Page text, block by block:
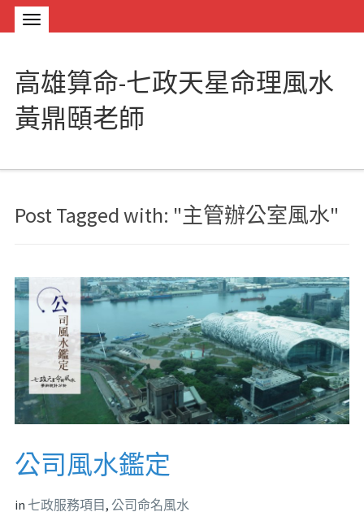
高雄算命-七政天星命理風水
黃鼎頤老師
Post Tagged with: "主管辦公室風水"
公司風水鑑定
in 七政服務項目, 公司命名風水